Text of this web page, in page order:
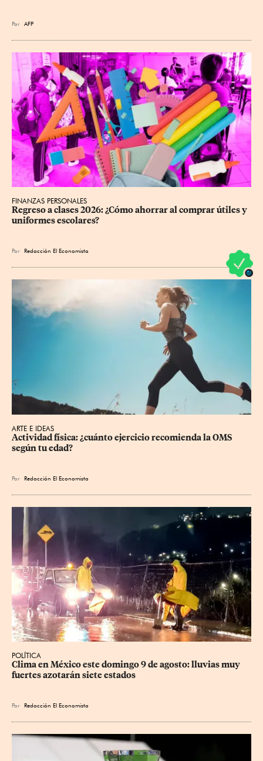
Por AFP
FINANZAS PERSONALES
Regreso a clases 2026: ¿Cómo ahorrar al comprar útiles y
uniformes escolares?
Por Redacción El Economista
ARTE E IDEAS
Actividad física: ¿cuánto ejercicio recomienda la OMS
según tu edad?
Por Redacción El Economista
POLÍTICA
Clima en México este domingo 9 de agosto: lluvias muy
fuertes azotarán siete estados
Por Redacción El Economista